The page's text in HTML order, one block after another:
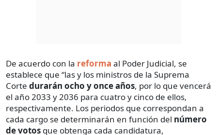
De acuerdo con la reforma al Poder Judicial, se
establece que “las y los ministros de la Suprema
Corte durarán ocho y once años, por lo que vencerá
el año 2033 y 2036 para cuatro y cinco de ellos,
respectivamente. Los periodos que correspondan a
cada cargo se determinarán en función del número
de votos que obtenga cada candidatura,